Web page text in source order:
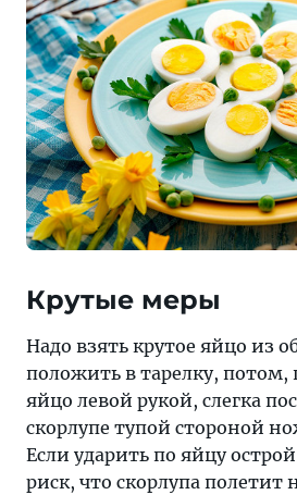
Крутые меры
Надо взять крутое яйцо из
положить в тарелку,
яйцо левой рукой, слегка
скорлупе тупой стороной
Если ударить по яйцу
риск, что скорлупа полетит